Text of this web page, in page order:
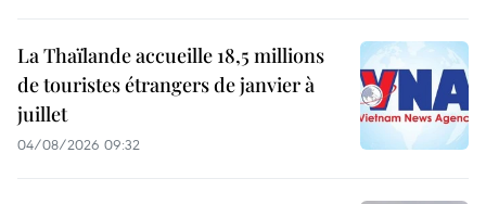
La Thaïlande accueille 18,5 millions
de touristes étrangers de janvier à
juillet
04/08/2026 09:32